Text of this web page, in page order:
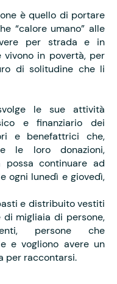
è quello di portare
“calore umano” alle
per strada e in
in povertà, per
di solitudine che li
le sue attività
e finanziario dei
e benefattrici che,
le loro donazioni,
continuare ad
ogni lunedì e giovedì,
e distribuito vestiti
migliaia di persone,
persone che
e vogliono avere un
per raccontarsi.